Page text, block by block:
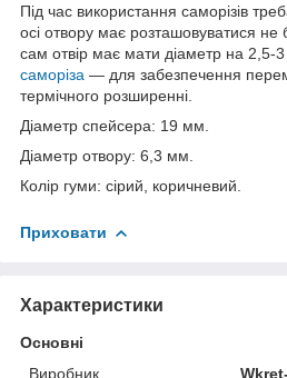
Під час використання саморізів
осі отвору має розташовуватися не
сам отвір має мати діаметр на 2,5-
саморіза — для забезпечення
термічного розширенні.
Діаметр спейсера: 19 мм.
Діаметр отвору: 6,3 мм.
Колір гуми: сірий, коричневий.
Приховати
Характеристики
Основні
Виробник